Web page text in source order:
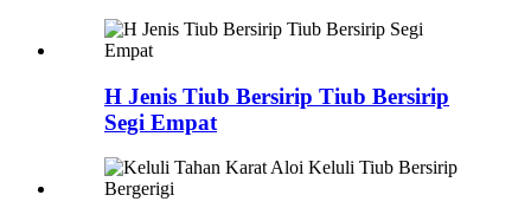
H Jenis Tiub Bersirip Tiub Bersirip
Segi Empat